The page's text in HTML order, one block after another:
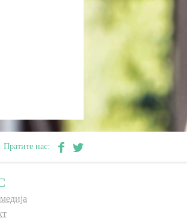
Пратите нас: